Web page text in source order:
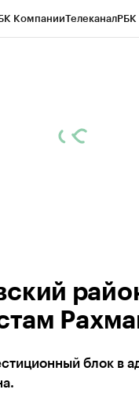
КомпанииТелеканалРБК
блок в